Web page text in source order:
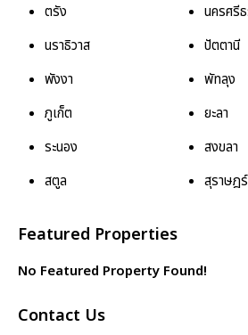
ตรัง
นครศรี
นราธิวาส
ปัตตานี
พังงา
พัทลุง
ภูเก็ต
ยะลา
ระนอง
สงขลา
สตูล
สุราษฎ
Featured Properties
No Featured Property Found!
Contact Us